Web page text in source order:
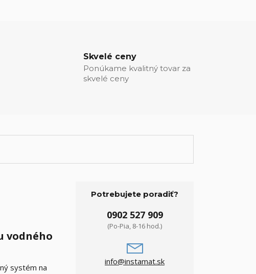
Skvelé ceny
Ponúkame kvalitný tovar za
skvelé ceny
vodného
systém na
Potrebujete poradiť?
0902 527 909
(Po-Pia, 8-16 hod.)
info@instamat.sk